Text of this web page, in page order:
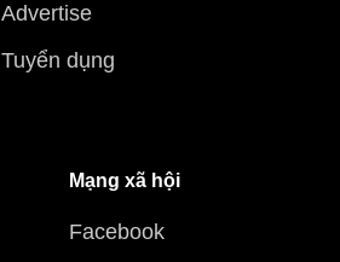
Advertise
Tuyển dụng
Mạng xã hội
Facebook